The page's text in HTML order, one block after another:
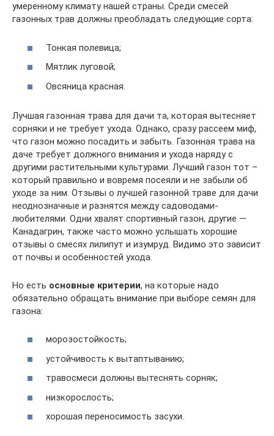
умеренному климату нашей страны. Среди смесей
газонных трав должны преобладать следующие сорта:
Тонкая полевица;
Мятлик луговой;
Овсяница красная.
Лучшая газонная трава для дачи та, которая вытесняет
сорняки и не требует ухода. Однако, сразу рассеем миф,
что газон можно посадить и забыть. Газонная трава на
даче требует должного внимания и ухода наряду с
другими растительными культурами. Лучший газон тот –
который правильно и вовремя посеяли и не забыли об
уходе за ним. Отзывы о лучшей газонной траве для дачи
неоднозначные и разнятся между садоводами-
любителями. Одни хвалят спортивный газон, другие —
Канадагрин, также часто можно услышать хорошие
отзывы о смесях лилипут и изумруд. Видимо это зависит
от почвы и особенностей ухода.
Но есть основные критерии, на которые надо
обязательно обращать внимание при выборе семян для
газона:
морозостойкость;
устойчивость к вытаптыванию;
травосмеси должны вытеснять сорняк;
низкорослость;
хорошая переносимость засухи.